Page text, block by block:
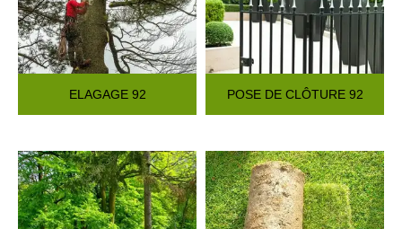
ELAGAGE 92 POSE DE CLÔTURE 92